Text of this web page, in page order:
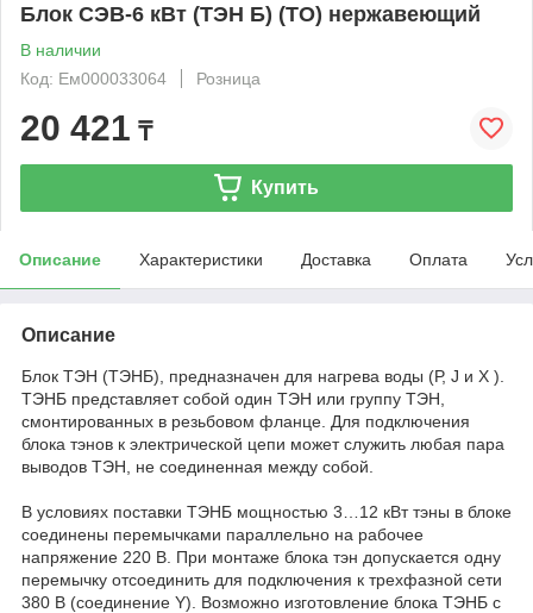
Блок СЭВ-6 кВт (ТЭН Б) (ТО) нержавеющий
В наличии
Код: Ем000033064
Розница
20 421 ₸
Купить
Описание Характеристики Доставка Оплата
Описание
Блок ТЭН (ТЭНБ), предназначен для нагрева воды (Р, J и Х ).
ТЭНБ представляет собой один ТЭН или группу ТЭН,
смонтированных в резьбовом фланце. Для подключения
блока тэнов к электрической цепи может служить любая пара
выводов ТЭН, не соединенная между собой.
В условиях поставки ТЭНБ мощностью 3…12 кВт тэны в блоке
соединены перемычками параллельно на рабочее
напряжение 220 В. При монтаже блока тэн допускается одну
перемычку отсоединить для подключения к трехфазной сети
380 В (соединение Y). Возможно изготовление блока ТЭНБ с